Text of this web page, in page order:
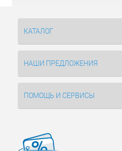
КАТАЛОГ
НАШИ ПРЕДЛОЖЕНИЯ
ПОМОЩЬ И СЕРВИСЫ